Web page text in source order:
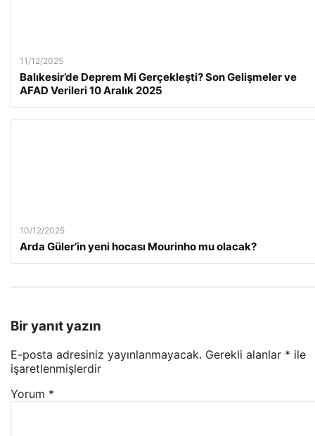
11/12/2025
Balıkesir’de Deprem Mi Gerçekleşti? Son Gelişmeler ve
AFAD Verileri 10 Aralık 2025
10/12/2025
Arda Güler’in yeni hocası Mourinho mu olacak?
Bir yanıt yazın
E-posta adresiniz yayınlanmayacak. Gerekli alanlar * ile
işaretlenmişlerdir
Yorum *